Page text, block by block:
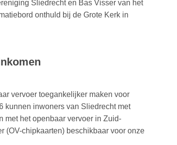
Sliedrecht en Bas Visser van het
onthuld bij de Grote Kerk in
vervoer toegankelijker maken voor
kunnen inwoners van Sliedrecht met
met het openbaar vervoer in Zuid-
(OV-chipkaarten) beschikbaar voor onze